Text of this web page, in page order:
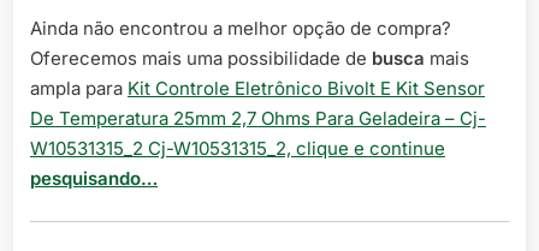
Ainda não encontrou a melhor opção de compra?
Oferecemos mais uma possibilidade de busca mais
ampla para Kit Controle Eletrônico Bivolt E Kit Sensor
De Temperatura 25mm 2,7 Ohms Para Geladeira – Cj-
W10531315_2 Cj-W10531315_2, clique e continue
pesquisando…